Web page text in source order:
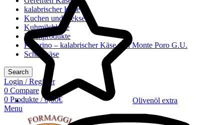
kalabrischer Käse
Kuchen und Keksen
Kuhmilchkäse
Milchprodukte
Pecorino – kalabrischer Käse von Monte Poro G.U.
Schafskäse
Search
Login / Register
0 Compare
0 Produkte / 0,00€
Menu
Olivenöl extra